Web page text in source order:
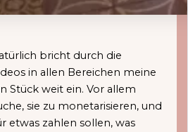
bricht durch die
in allen Bereichen meine
Stück weit ein. Vor allem
sie zu monetarisieren, und
etwas zahlen sollen, was